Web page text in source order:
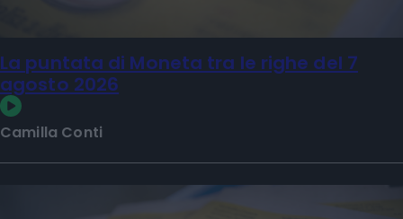
La puntata di Moneta tra le righe del 7
agosto 2026
Camilla Conti